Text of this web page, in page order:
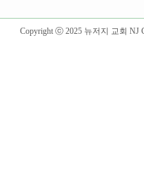
Copyright ⓒ 2025 뉴저지 교회 NJ